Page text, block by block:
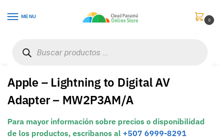
MENU
0
Apple – Lightning to Digital AV
Adapter – MW2P3AM/A
Para mayor información sobre precios o disponibilidad
de los productos, escribanos al +507 6999-8291